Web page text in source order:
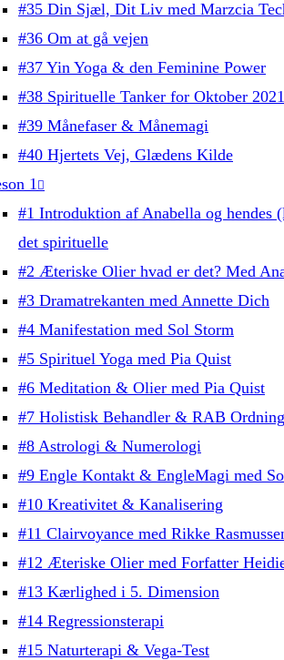
#35 Din Sjæl, Dit Liv med Marzcia
#36 Om at gå vejen
#37 Yin Yoga & den Feminine Power
#38 Spirituelle Tanker for Oktober 2021
#39 Månefaser & Månemagi
#40 Hjertets Vej, Glædens Kilde
1
#1 Introduktion af Anabella og hendes
det spirituelle
#2 Æteriske Olier hvad er det? Med
#3 Dramatrekanten med Annette Dich
#4 Manifestation med Sol Storm
#5 Spirituel Yoga med Pia Quist
#6 Meditation & Olier med Pia Quist
#7 Holistisk Behandler & RAB Ordning
#8 Astrologi & Numerologi
#9 Engle Kontakt & EngleMagi med
#10 Kreativitet & Kanalisering
#11 Clairvoyance med Rikke
#12 Æteriske Olier med Forfatter
#13 Kærlighed i 5. Dimension
#14 Regressionsterapi
#15 Naturterapi & Vega-Test